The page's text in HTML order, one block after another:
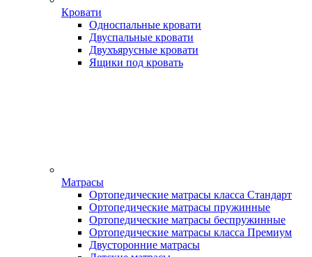
Кровати
Односпальные кровати
Двуспальные кровати
Двухъярусные кровати
Ящики под кровать
Матрасы
Ортопедические матрасы класса Стандарт
Ортопедические матрасы пружинные
Ортопедические матрасы беспружинные
Ортопедические матрасы класса Премиум
Двусторонние матрасы